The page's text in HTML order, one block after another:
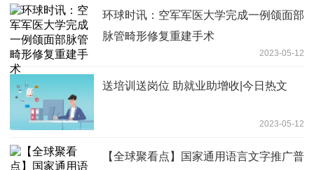
环球时讯：空军军医大学完成一例颌面部
脉管畸形修复重建手术
2023-05-12
送培训送岗位 助就业助增收|今日热文
2023-05-12
【全球聚看点】国家通用语言文字推广普